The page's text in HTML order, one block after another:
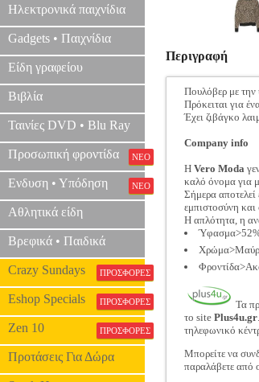
Ηλεκτρονικά παιχνίδια
Gadgets • Παιχνίδια
Είδη γραφείου
Βιβλία
Ταινίες DVD • Blu Ray
Προσωπική φροντίδα ΝΕΟ
Ενδυση • Υπόδηση ΝΕΟ
Αθλητικά είδη
Βρεφικά • Παιδικά
Crazy Sundays ΠΡΟΣΦΟΡΕΣ
Eshop Specials ΠΡΟΣΦΟΡΕΣ
Zen 10 ΠΡΟΣΦΟΡΕΣ
Προτάσεις Για Δώρα
Περιγραφή
Πουλόβερ με
Πρόκειται για
Έχει ζιβάγκο
Company info
Η Vero Moda
καλό όνομα για
Σήμερα αποτελεί
εμπιστοσύνη και
Η απλότητα, η
Τα
το site Plus4u.gr
τηλεφωνικό
Μπορείτε να
παραλάβετε από